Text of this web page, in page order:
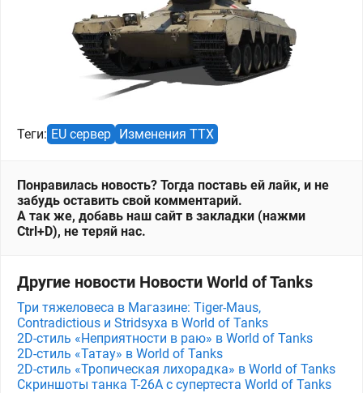
Теги: EU сервер Изменения ТТХ
Понравилась новость? Тогда поставь ей лайк, и не
забудь оставить свой комментарий.
А так же, добавь наш сайт в закладки (нажми
Ctrl+D), не теряй нас.
Другие новости Новости World of Tanks
Три тяжеловеса в Магазине: Tiger-Maus,
Contradictious и Stridsyxa в World of Tanks
2D-стиль «Неприятности в раю» в World of Tanks
2D-стиль «Татау» в World of Tanks
2D-стиль «Тропическая лихорадка» в World of Tanks
Скриншоты танка T-26A с супертеста World of Tanks